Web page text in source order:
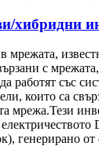
хибридни
мрежата,
с
работят със
които са
мрежа.Тези
генерирано от